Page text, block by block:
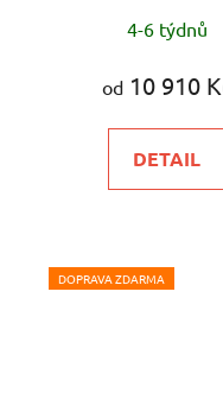
4-6 týdnů
od10 910
DETAIL
DOPRAVA ZDARMA